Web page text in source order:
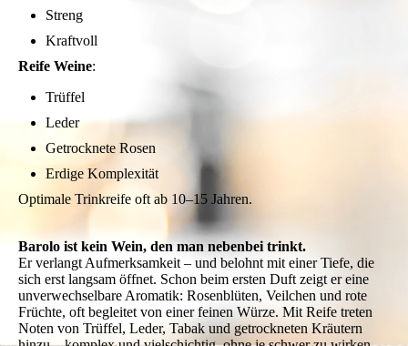
Streng
Kraftvoll
Reife Weine:
Trüffel
Leder
Getrocknete Rosen
Erdige Komplexität
Optimale Trinkreife oft ab 10–15 Jahren.
Barolo ist kein Wein, den man nebenbei trinkt.
Er verlangt Aufmerksamkeit – und belohnt mit einer Tiefe, die
sich erst langsam öffnet. Schon beim ersten Duft zeigt er eine
unverwechselbare Aromatik: Rosenblüten, Veilchen und rote
Früchte, oft begleitet von einer feinen Würze. Mit Reife treten
Noten von Trüffel, Leder, Tabak und getrockneten Kräutern